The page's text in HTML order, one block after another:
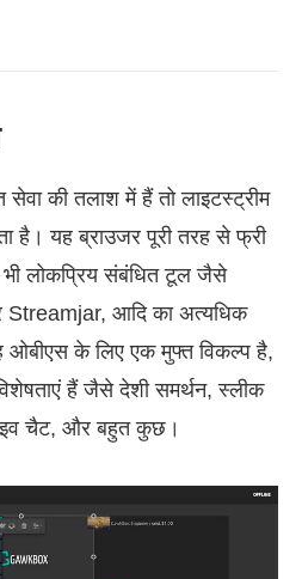
की तलाश में हैं तो लाइटस्ट्रीम
है। यह ब्राउजर पूरी तरह से फ्री
लोकप्रिय संबंधित टूल जैसे
आदि का अत्यधिक
ओबीएस के लिए एक मुफ्त विकल्प है,
हैं जैसे देशी समर्थन, स्लीक
चैट, और बहुत कुछ।